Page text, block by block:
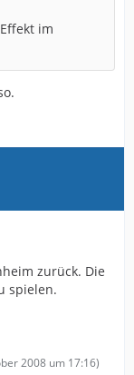
im
zurück. Die
spielen.
2008 um 17:16)